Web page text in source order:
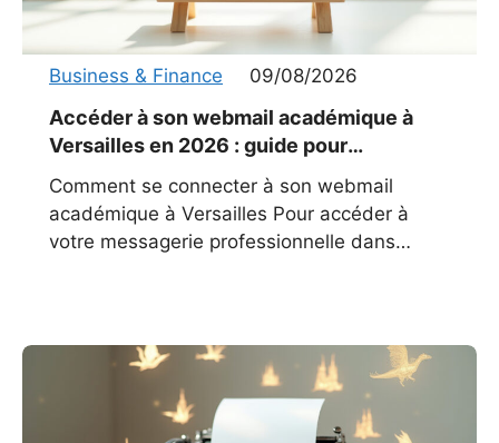
Business & Finance 09/08/2026
Accéder à son webmail académique à
Versailles en 2026 : guide pour
enseignants
Comment se connecter à son webmail
académique à Versailles Pour accéder à
votre messagerie professionnelle dans